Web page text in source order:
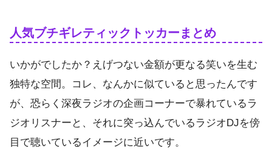
人気ブチギレティックトッカーまとめ
いかがでしたか？えげつない金額が更なる笑いを生む
独特な空間。コレ、なんかに似ていると思ったんです
が、恐らく深夜ラジオの企画コーナーで暴れているラ
ジオリスナーと、それに突っ込んでいるラジオDJを傍
目で聴いているイメージに近いです。